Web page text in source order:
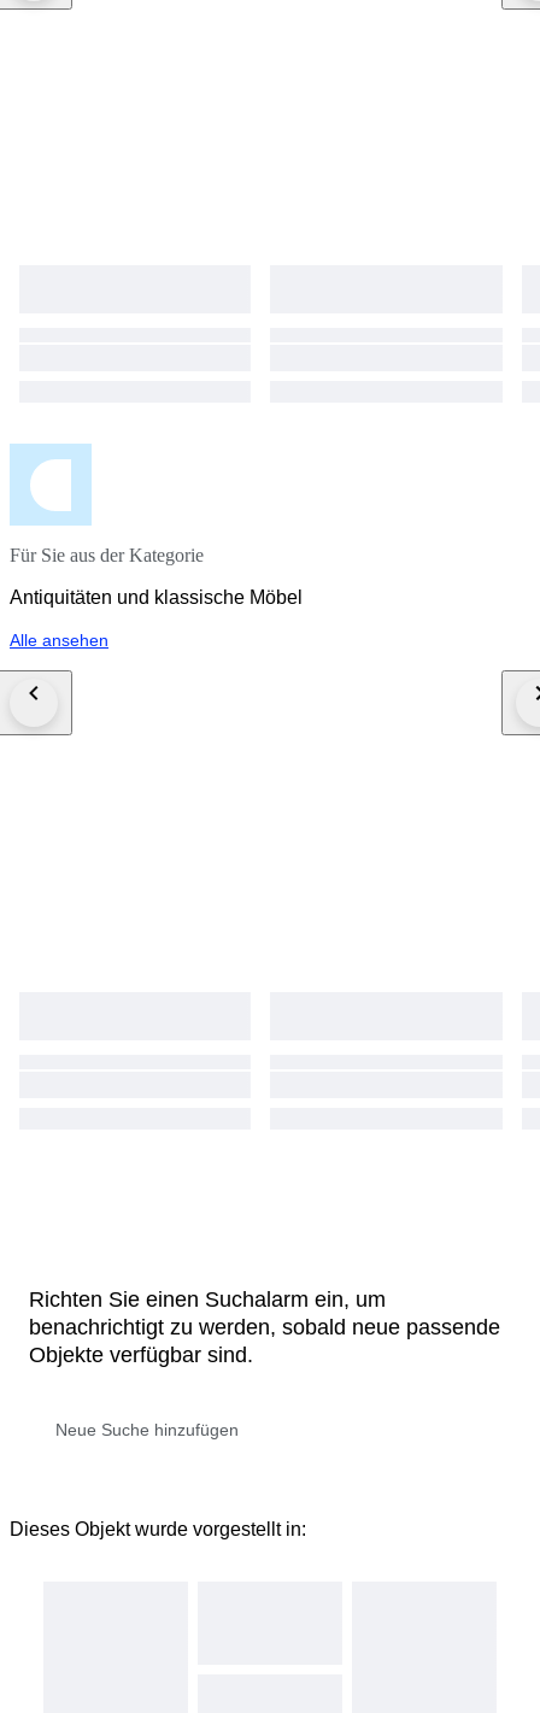
Für Sie aus der Kategorie
Antiquitäten und klassische Möbel
Alle ansehen
Richten Sie einen Suchalarm ein, um
benachrichtigt zu werden, sobald neue passende
Objekte verfügbar sind.
Dieses Objekt wurde vorgestellt in: